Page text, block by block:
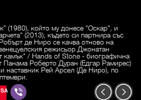
(1980), който му донесе "Оскар", и
(2013), където си партнира със
де Ниро се качва отново на
режисьор Джонатан
камък" / Hands of Stone - биографична
Панама Роберто Дуран (Едгар Рамирес)
наставник Рей Арсел (Де Ниро), по
SAVE